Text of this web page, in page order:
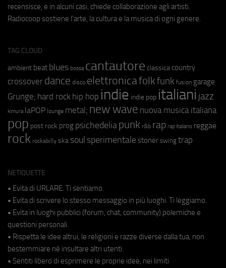
recensisce, e in alcuni casi, chiede collaborazione agli artisti.
Radiocoop sostiene l'arte, la cultura e la musica di ogni genere.
TAG CLOUD
ambient beat blues bossa cantautore classica country
crossover dance disco elettronicafolkfunk fusion garage
Grunge; hard rock hip hop indie indie pop italiani jazz
kimura laPOP lounge metal; new wave nuova musica italiana
pop post rock prog psichedeliapunk r&b rap rap italiano reggae
rock rockabilly ska soul sperimentale stoner swing trap
NETIQUETTE
• Evita di URLARE. Ti sentiamo.
• Evita di scrivere lo stesso messaggio in più luoghi. Ti leggiamo.
• Evita in luoghi pubblici (forum, chat, community) polemiche e
questioni personali.
• Rispetta le idee altrui, le religioni e razze diverse dalla tua, non
bestemmiare né insultare altri utenti.
• Sentiti libero di esprimere le proprie idee, nei limiti